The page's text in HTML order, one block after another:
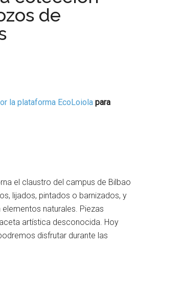
de
la plataforma EcoLoiola para
el claustro del campus de Bilbao
lijados, pintados o barnizados, y
naturales. Piezas
artística desconocida. Hoy
disfrutar durante las